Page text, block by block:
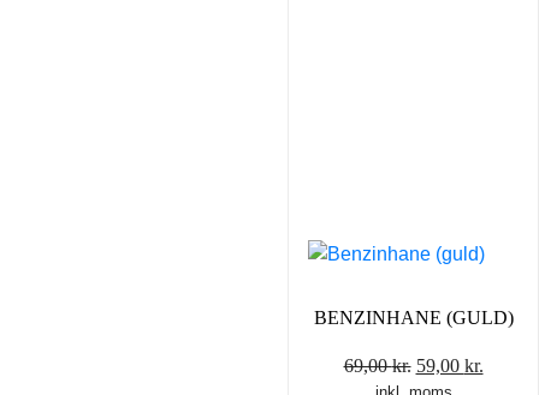
BENZINHANE (GULD)
69,00kr. Den
59,00 kr.